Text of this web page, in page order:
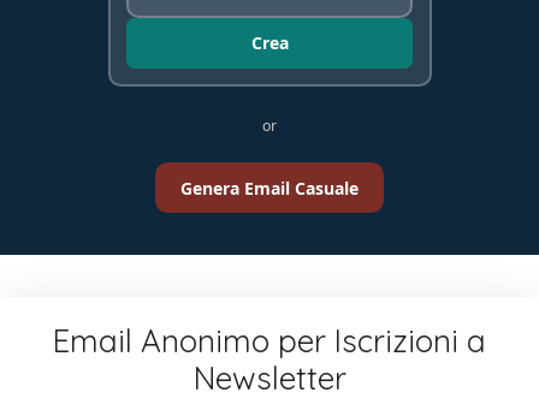
Crea
or
Genera Email Casuale
Email Anonimo per Iscrizioni a
Newsletter